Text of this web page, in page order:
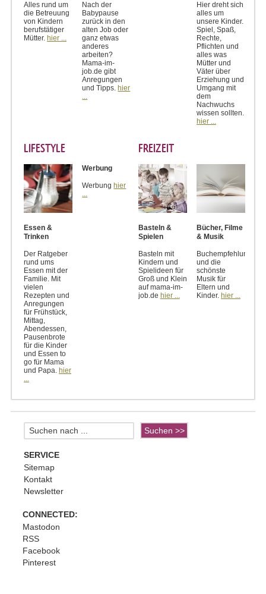
Alles rund um
die Betreuung
von Kindern
berufstätiger
Mütter. hier ...
Nach der
Babypause
zurück in den
alten Job oder
ganz etwas
anderes
arbeiten?
Mama-im-
job.de gibt
Anregungen
und Tipps. hier
...
Hier dreht sich
alles um
unsere Kinder.
Spiel, Spaß,
Rechte,
Pflichten und
alles was
Mütter und
Väter über
Erziehung und
Umgang mit
dem
Nachwuchs
wissen sollten.
hier ...
LIFESTYLE
Essen &
Trinken
Der Ratgeber
rund ums
Essen mit der
Familie. Mit
vielen
Rezepten und
Anregungen
für Frühstück,
Mittag,
Abendessen,
Pausenbrote
für die Kinder
und Essen to
go für Mama
und Papa. hier
...
Werbung
Werbung hier
...
FREIZEIT
Basteln &
Spielen
Basteln mit
Kindern und
Spielideen für
Groß und Klein
auf mama-im-
job.de hier ...
Bücher, Filme
& Musik
Buchempfehlungen
und die
schönste
Musik für
Eltern und
Kinder. hier ...
SERVICE
Sitemap
Kontakt
Newsletter
CONNECTED:
Mastodon
RSS
Facebook
Pinterest